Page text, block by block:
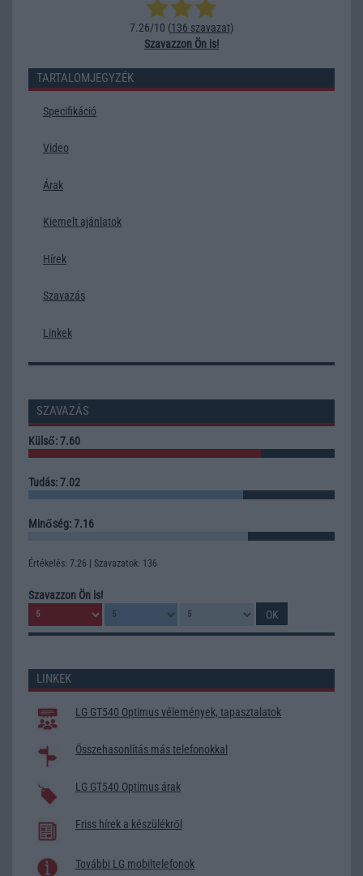
7.26/10 (136 szavazat)
Szavazzon Ön is!
TARTALOMJEGYZÉK
Specifikáció
Video
Árak
Kiemelt ajánlatok
Hírek
Szavazás
Linkek
SZAVAZÁS
Külső: 7.60
Tudás: 7.02
Minőség: 7.16
Értékelés: 7.26 | Szavazatok: 136
Szavazzon Ön is!
LINKEK
LG GT540 Optimus vélemények, tapasztalatok
Összehasonlítás más telefonokkal
LG GT540 Optimus árak
Friss hírek a készülékről
További LG mobiltelefonok